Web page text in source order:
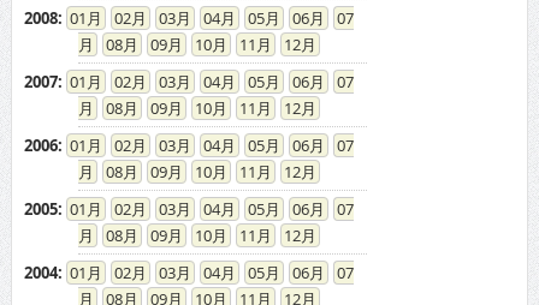
2008: 01 02 03 04 05 06
07
08
09 10 11
12
2007: 01 02 03 04 05 06
07
08
09 10 11
12
2006: 01 02 03 04 05 06
07
08
09 10 11
12
2005: 01 02 03 04 05 06
07
08
09 10 11
12
2004: 01 02 03 04 05 06
07
08
09 10 11
12